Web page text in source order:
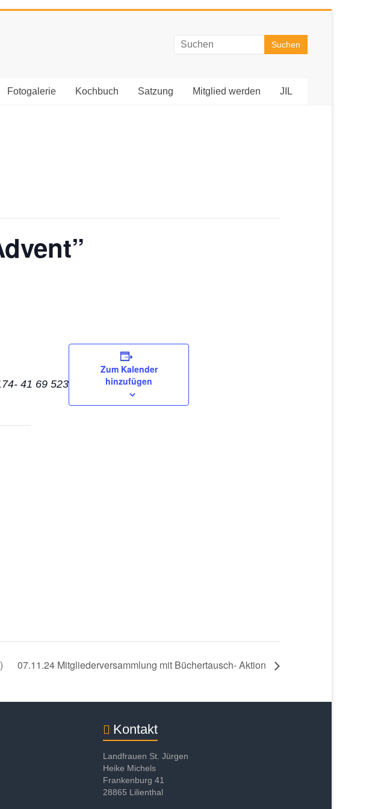
Fotogalerie Kochbuch Satzung Mitglied werden JIL
41 69 523
Zum Kalender
hinzufügen
07.11.24 Mitgliederversammlung mit Büchertausch- Aktion
Kontakt
Landfrauen St. Jürgen
Heike Michels
Frankenburg 41
28865 Lilienthal